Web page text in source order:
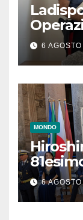
6
MONDO
6